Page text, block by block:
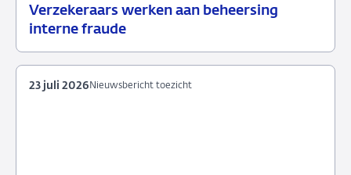
Verzekeraars werken aan beheersing
interne fraude
24
Nieuwsbericht
Nieuwsbericht toezicht
23 juli 2026